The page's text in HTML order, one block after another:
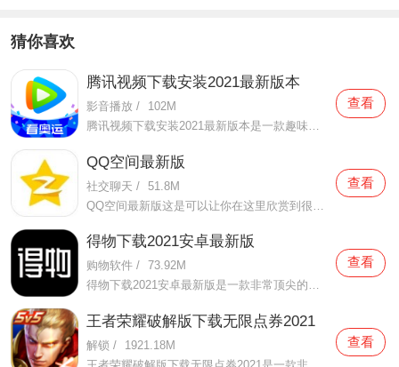
猜你喜欢
腾讯视频下载安装2021最新版本
影音播放 /
102M
腾讯视频下载安装2021最新版本是一款趣味性非常强的手机视频播放软件。在这款腾讯视频下载安装2021最新版本有很多当下热播的影片资源，在这里面可以看到有很多的精彩的影片，你想要观看的电视剧、电影、综艺、动漫等等统统都汇聚在这里面，影片的内容也都是非常丰富的，用户们
查看
QQ空间最新版
社交聊天 / 51.8M
查看
得物下载2021安卓最新版
购物软件 / 73.92M
得物下载2021安卓最新版是一款非常顶尖的潮流购物软件。在这款得物下载2021安卓最新版中拥有非常多当下潮流的时尚单品以及各种各样的球鞋，在这里为了让用户们在购买的时候可以放心，你所购买的每一件商品都会经过专业的鉴定，这里面汇聚了数百位专业的鉴定师会对你所购买的商
查看
王者荣耀破解版下载无限点券2021
解锁 /
1921.18M
查看